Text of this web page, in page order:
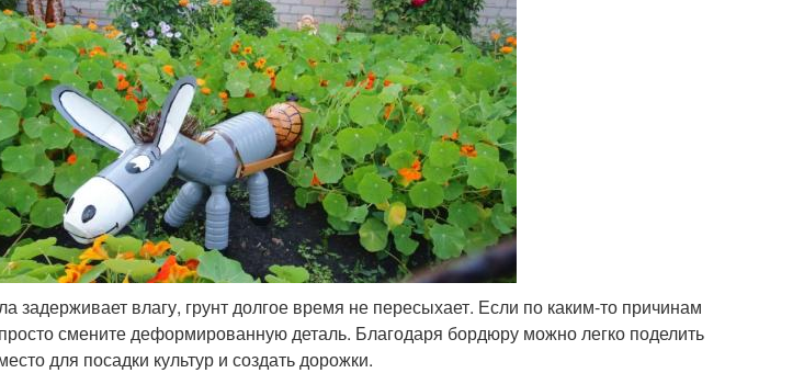
задерживает влагу, грунт долгое время не пересыхает. Если по каким-то причинам
смените деформированную деталь. Благодаря бордюру можно легко поделить
для посадки культур и создать дорожки.